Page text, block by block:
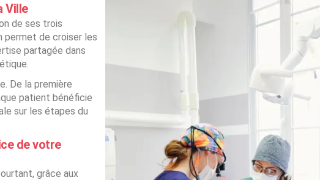
Ville
de ses trois
permet de croiser les
partagée dans
De la première
patient bénéficie
sur les étapes du
de votre
grâce aux